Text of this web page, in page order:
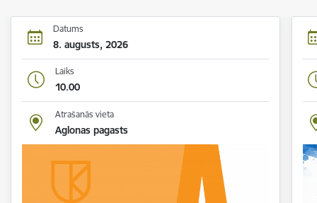
Datums
8. augusts, 2026
Laiks
10.00
Atrašanās vieta
Aglonas pagasts